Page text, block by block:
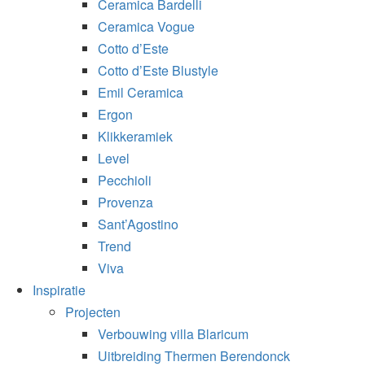
Ceramica Bardelli
Ceramica Vogue
Cotto d’Este
Cotto d’Este Blustyle
Emil Ceramica
Ergon
Klikkeramiek
Level
Pecchioli
Provenza
Sant’Agostino
Trend
Viva
Inspiratie
Projecten
Verbouwing villa Blaricum
Uitbreiding Thermen Berendonck